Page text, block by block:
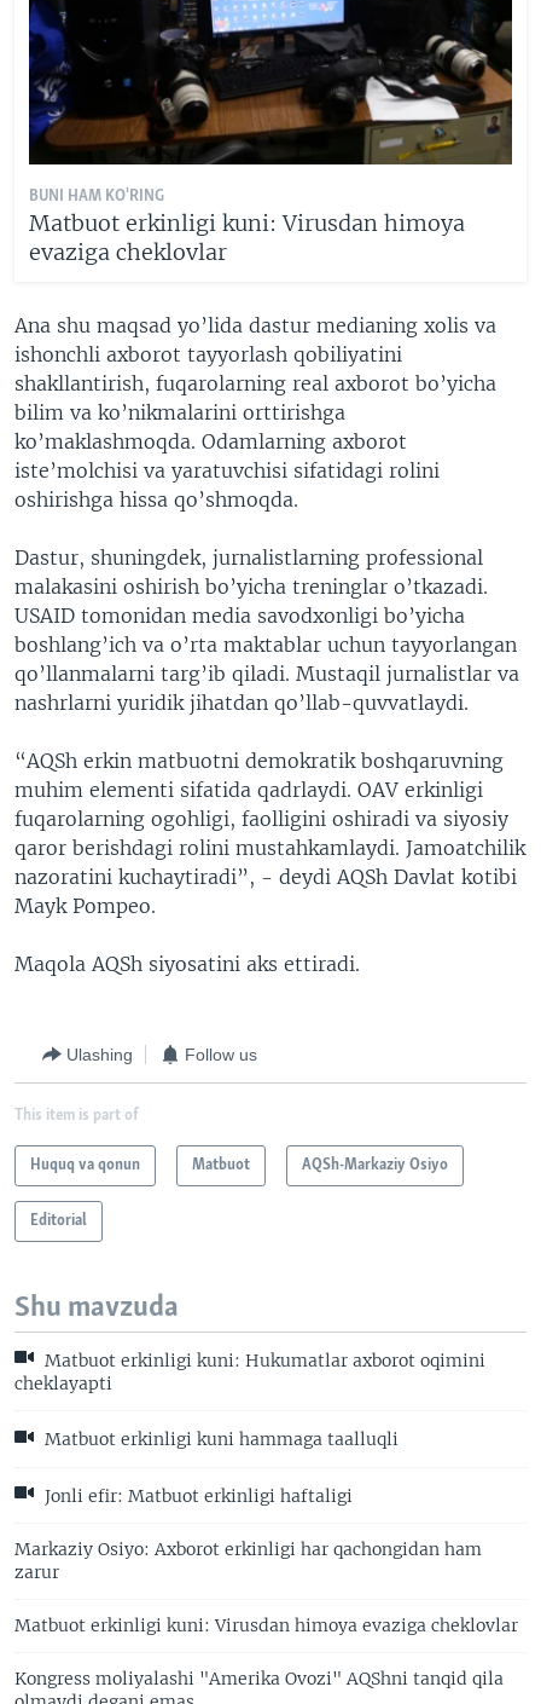
BUNI HAM KO'RING
Matbuot erkinligi kuni: Virusdan himoya
evaziga cheklovlar
Ana shu maqsad yo’lida dastur medianing xolis va
ishonchli axborot tayyorlash qobiliyatini
shakllantirish, fuqarolarning real axborot bo’yicha
bilim va ko’nikmalarini orttirishga
ko’maklashmoqda. Odamlarning axborot
iste’molchisi va yaratuvchisi sifatidagi rolini
oshirishga hissa qo’shmoqda.
Dastur, shuningdek, jurnalistlarning professional
malakasini oshirish bo’yicha treninglar o’tkazadi.
USAID tomonidan media savodxonligi bo’yicha
boshlang’ich va o’rta maktablar uchun tayyorlangan
qo’llanmalarni targ’ib qiladi. Mustaqil jurnalistlar va
nashrlarni yuridik jihatdan qo’llab-quvvatlaydi.
“AQSh erkin matbuotni demokratik boshqaruvning
muhim elementi sifatida qadrlaydi. OAV erkinligi
fuqarolarning ogohligi, faolligini oshiradi va siyosiy
qaror berishdagi rolini mustahkamlaydi. Jamoatchilik
nazoratini kuchaytiradi”, - deydi AQSh Davlat kotibi
Mayk Pompeo.
Maqola AQSh siyosatini aks ettiradi.
Ulashing Follow us
This item is part of
Huquq va qonun Matbuot AQSh-Markaziy Osiyo
Editorial
Shu mavzuda
Matbuot erkinligi kuni: Hukumatlar axborot oqimini
cheklayapti
Matbuot erkinligi kuni hammaga taalluqli
Jonli efir: Matbuot erkinligi haftaligi
Markaziy Osiyo: Axborot erkinligi har qachongidan ham
zarur
Matbuot erkinligi kuni: Virusdan himoya evaziga cheklovlar
Kongress moliyalashi "Amerika Ovozi" AQShni tanqid qila